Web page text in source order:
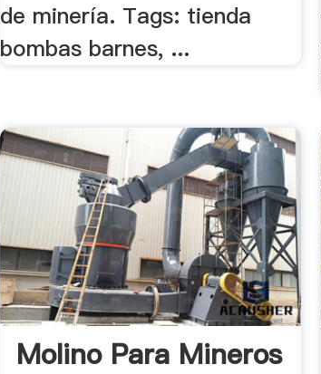
de minería. Tags: tienda
bombas barnes, ...
Molino Para Mineros